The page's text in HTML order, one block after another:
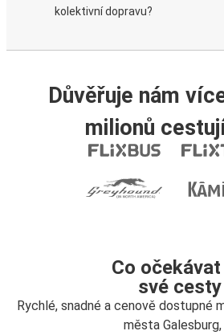
kolektivní dopravu?
Důvěřuje nám
milionů
Co očekávat
své cesty
Rychlé, snadné a cenově dostupné
města